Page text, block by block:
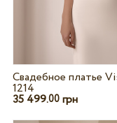
Свадебное платье
1214
35 499.00грн